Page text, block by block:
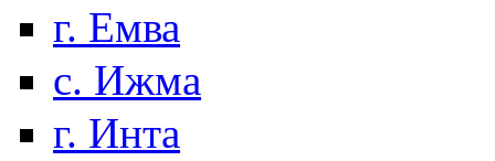
г. Емва
с. Ижма
г. Инта